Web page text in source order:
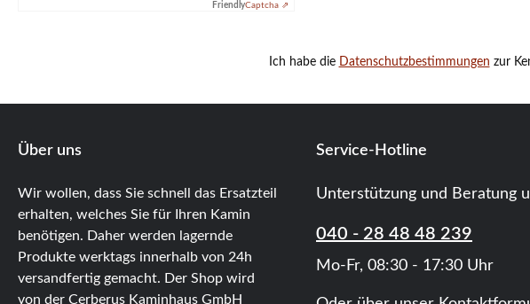
FriendlyCaptcha ⇗
Ich habe die Datenschutzbestimmungen zur
Über uns
Wir wollen, dass Sie schnell das Ersatzteil
erhalten, welches Sie für Ihren Kamin
benötigen. Daher werden lagernde
Produkte werktags innerhalb von 24h
versandfertig gemacht. Der Shop wird
von der Cerberus Kaminhaus GmbH
Service-Hotline
Unterstützung und Beratung
040 - 28 48 48 239
Mo-Fr, 08:30 - 17:30 Uhr